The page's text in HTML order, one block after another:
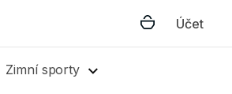
Účet
Zimní sporty